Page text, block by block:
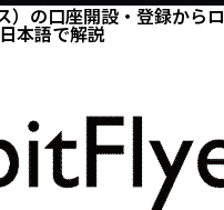
）の口座開設・登録からロ
本語で解説